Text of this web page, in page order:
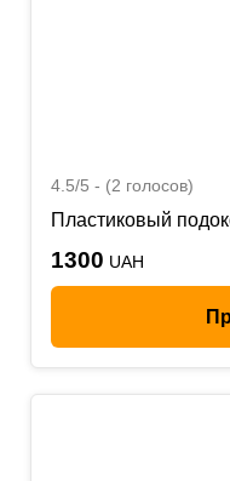
4.5/5 - (2 голосов)
Пластиковый
1300 UAH